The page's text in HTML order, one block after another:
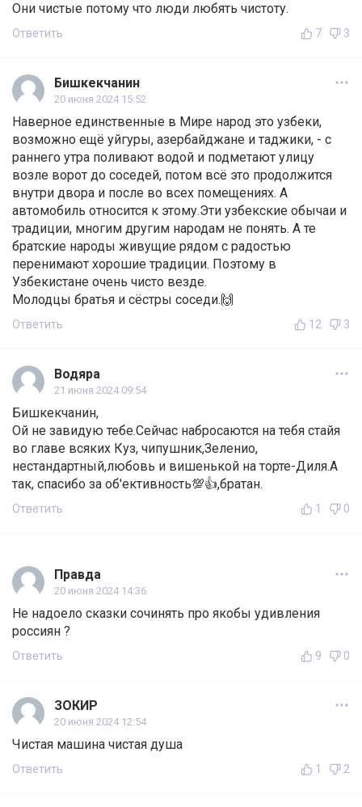
Они чистые потому что люди любять чистоту.
Ответить 7 3
Бишкекчанин
20 июня 2024 15:52
Наверное единственные в Мире народ это узбеки,
возможно ещё уйгуры, азербайджане и таджики, - с
раннего утра поливают водой и подметают улицу
возле ворот до соседей, потом всё это продолжится
внутри двора и после во всех помещениях. А
автомобиль относится к этому.Эти узбекские обычаи и
традиции, многим другим народам не понять. А те
братские народы живущие рядом с радостью
перенимают хорошие традиции. Поэтому в
Узбекистане очень чисто везде.
Молодцы братья и сёстры соседи.🙌
Ответить 12 3
Водяра
21 июня 2024 09:54
Бишкекчанин,
Ой не завидую тебе.Сейчас набросаются на тебя стайя
во главе всяких Куз, чипушник,Зеленио,
нестандартный,любовь и вишенькой на торте-Диля.А
так, спасибо за об'ективность💯👍,братан.
Ответить 1 0
Правда
20 июня 2024 14:36
Не надоело сказки сочинять про якобы удивления
россиян ?
Ответить 9 0
ЗОКИР
20 июня 2024 12:54
Чистая машина чистая душа
Ответить 1 2